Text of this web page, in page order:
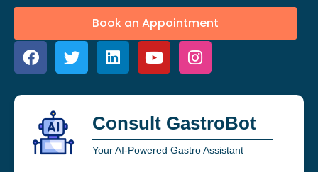
Book an Appointment
Consult GastroBot
Your AI-Powered Gastro Assistant